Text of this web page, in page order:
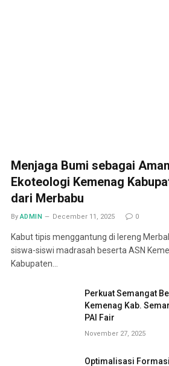
Menjaga Bumi sebagai
Ekoteologi Kemenag
dari Merbabu
By ADMIN December 11, 2025 0
Kabut tipis menggantung di lereng
siswa-siswi madrasah beserta ASN
Kabupaten…
Perkuat Semangat
Kemenag Kab.
PAI Fair
November 27, 2025
Optimalisasi Formasi